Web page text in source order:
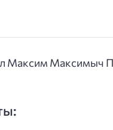
Максим Максимыч